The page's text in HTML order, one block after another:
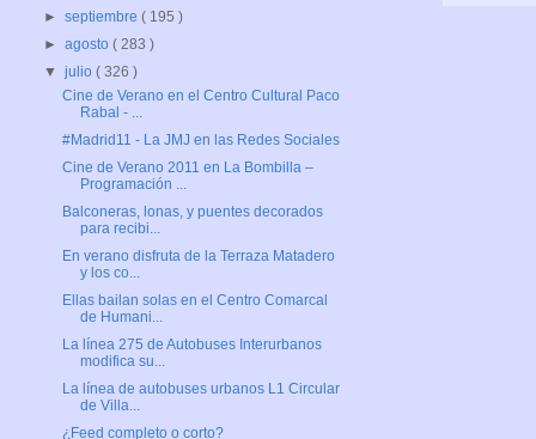
►septiembre( 195 )
►agosto( 283 )
▼julio( 326 )
Cine de Verano en el Centro Cultural Paco
Rabal - ...
#Madrid11 - La JMJ en las Redes Sociales
Cine de Verano 2011 en La Bombilla –
Programación ...
Balconeras, lonas, y puentes decorados
para recibi...
En verano disfruta de la Terraza Matadero
y los co...
Ellas bailan solas en el Centro Comarcal
de Humani...
La línea 275 de Autobuses Interurbanos
modifica su...
La línea de autobuses urbanos L1 Circular
de Villa...
¿Feed completo o corto?